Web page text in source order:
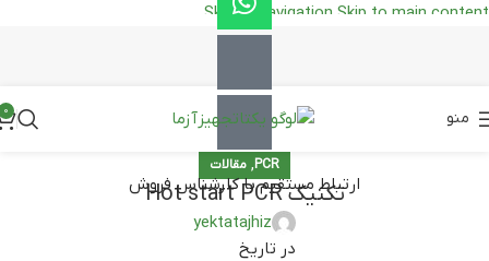
Skip to navigation Skip to main content
ارتباط مستقیم با کارشناس فروش
منو 0
PCR
, مقالات
تکنیک Hot start PCR
yektatajhiz
در تاریخ